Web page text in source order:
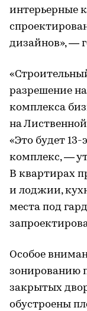
интерьерные
дизайнов», —
разрешение
комплекса
на
«Это будет
комплекс, —
В квартирах
и лоджии,
места под
Особое
зонированию
закрытых
обустроены